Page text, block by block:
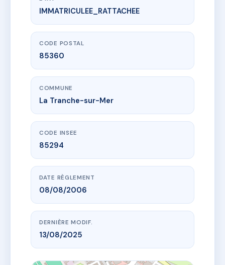
www.vme.plus/AD9733544
L'EMBARCADERE
12 r du perthuis breton
IMMATRICULEE_RATTACHEE
CODE POSTAL
85360
COMMUNE
La Tranche-sur-Mer
CODE INSEE
85294
DATE RÈGLEMENT
08/08/2006
DERNIÈRE MODIF.
13/08/2025